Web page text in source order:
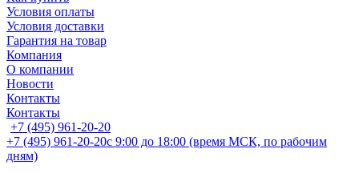
Условия оплаты
Условия доставки
Гарантия на товар
Компания
О компании
Новости
Контакты
Контакты
+7 (495) 961-20-20
+7 (495) 961-20-20с 9:00 до 18:00 (время МСК, по рабочим
дням)